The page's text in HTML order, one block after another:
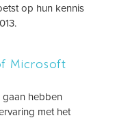
op hun kennis
Microsoft
gaan hebben
met het